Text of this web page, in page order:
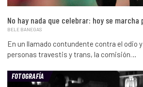
No hay nada que celebrar: hoy se
BELE BANEGAS
En un llamado contundente contra el odio
personas travestis y trans, la comisión…
FOTOGRAFÍA